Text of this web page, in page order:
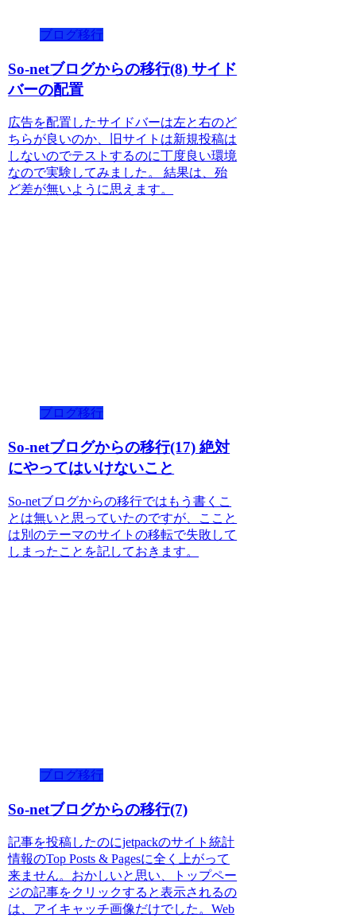
ブログ移行
So-netブログからの移行(8) サイド
バーの配置
広告を配置したサイドバーは左と右のど
ちらが良いのか、旧サイトは新規投稿は
しないのでテストするのに丁度良い環境
なので実験してみました。 結果は、殆
ど差が無いように思えます。
ブログ移行
So-netブログからの移行(17) 絶対
にやってはいけないこと
So-netブログからの移行ではもう書くこ
とは無いと思っていたのですが、ここと
は別のテーマのサイトの移転で失敗して
しまったことを記しておきます。
ブログ移行
So-netブログからの移行(7)
記事を投稿したのにjetpackのサイト統計
情報のTop Posts & Pagesに全く上がって
来ません。おかしいと思い、トップペー
ジの記事をクリックすると表示されるの
は、アイキャッチ画像だけでした。Web